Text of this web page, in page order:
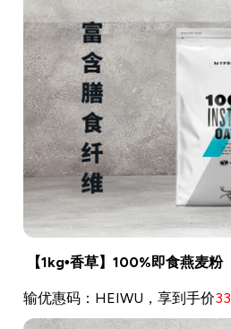
【1kg•香草】100%即食燕麦粉
输优惠码：HEIWU，享到手价33